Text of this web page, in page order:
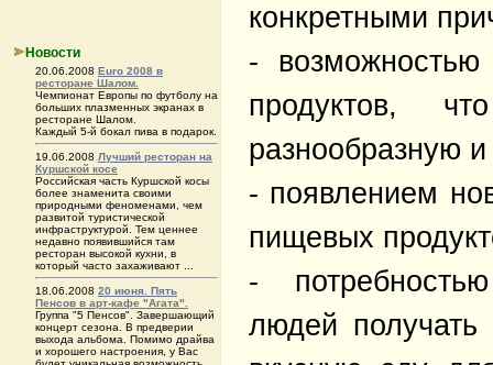
Новости
20.06.2008 Euro 2008 в
ресторане Шалом.
Чемпионат Европы по футболу на
больших плазменных экранах в
ресторане Шалом.
Каждый 5-й бокал пива в подарок.
19.06.2008 Лучший ресторан на
Куршской косе
Российская часть Куршской косы
более знаменита своими
природными феноменами, чем
развитой туристической
инфраструктурой. Тем ценнее
недавно появившийся там
ресторан высокой кухни, в
который часто захаживают ...
18.06.2008 20 июня. Пять
Пенсов в арт-кафе "Агата".
Группа "5 Пенсов". Завершающий
концерт сезона. В предверии
выхода альбома. Помимо драйва
и хорошего настроения, у Вас
конкретными
-
продуктов,
разнообразную
- появлением
пищевых
-
людей